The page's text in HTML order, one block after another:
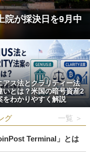
院が採決日を9月中
アス法とクラリティー法
いとは？米国の暗号資産2
をわかりやすく解説
グ 一覧 ＞
Terminal」とは